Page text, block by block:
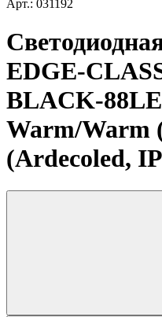
Арт.: 031192
EDGE-
BLACK-
Warm/Warm
(Ardecoled,